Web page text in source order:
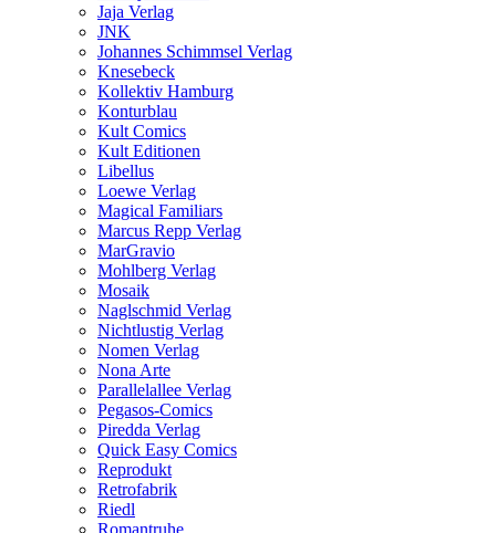
Jaja Verlag
JNK
Johannes Schimmsel Verlag
Knesebeck
Kollektiv Hamburg
Konturblau
Kult Comics
Kult Editionen
Libellus
Loewe Verlag
Magical Familiars
Marcus Repp Verlag
MarGravio
Mohlberg Verlag
Mosaik
Naglschmid Verlag
Nichtlustig Verlag
Nomen Verlag
Nona Arte
Parallelallee Verlag
Pegasos-Comics
Piredda Verlag
Quick Easy Comics
Reprodukt
Retrofabrik
Riedl
Romantruhe